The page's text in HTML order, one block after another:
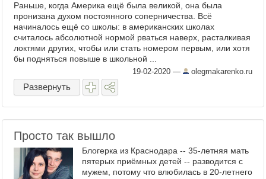
Раньше, когда Америка ещё была великой, она была
пронизана духом постоянного соперничества. Всё
начиналось ещё со школы: в американских школах
считалось абсолютной нормой рваться наверх, расталкивая
локтями других, чтобы или стать номером первым, или хотя
бы подняться повыше в школьной ...
19-02-2020 — olegmakarenko.ru
Развернуть
Просто так вышло
Блогерка из Краснодара -- 35-летняя мать
пятерых приёмных детей -- разводится с
мужем, потому что влюбилась в 20-летнего